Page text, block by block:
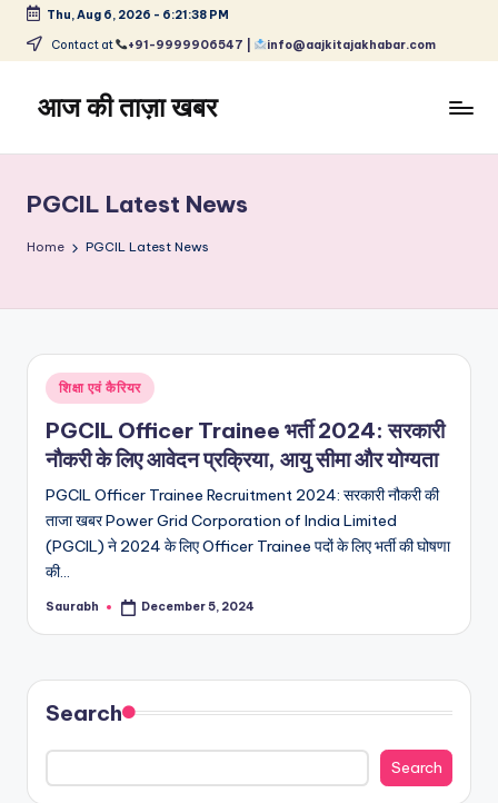
Skip
content
Thu, Aug 6, 2026 - 6:21:38 PM
Contact at +91-9999906547 | info@aajkitajakhabar.com
आज की ताज़ा खबर
ताज़ा
समाचार
–
और
विश्व
PGCIL Latest News
Home PGCIL Latest News
Posted
in
शिक्षा एवं कैरियर
PGCIL Officer Trainee भर्ती 2024: सरकारी
नौकरी के लिए आवेदन प्रक्रिया, आयु सीमा और योग्यता
PGCIL Officer Trainee Recruitment 2024: सरकारी नौकरी की
ताजा खबर Power Grid Corporation of India Limited
(PGCIL) ने 2024 के लिए Officer Trainee पदों के लिए भर्ती की घोषणा
की…
Posted
Saurabh December 5, 2024
Search
Search